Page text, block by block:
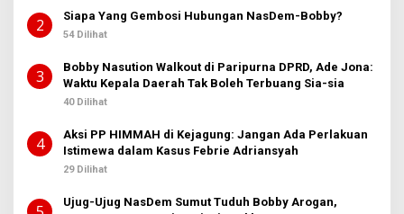
2 Siapa Yang Gembosi Hubungan NasDem-Bobby?
54 Dilihat
3
Bobby Nasution Walkout di Paripurna DPRD, Ade Jona:
Waktu Kepala Daerah Tak Boleh Terbuang Sia-sia
40 Dilihat
4
Aksi PP HIMMAH di Kejagung: Jangan Ada Perlakuan
Istimewa dalam Kasus Febrie Adriansyah
29 Dilihat
Ujug-Ujug NasDem Sumut Tuduh Bobby Arogan,